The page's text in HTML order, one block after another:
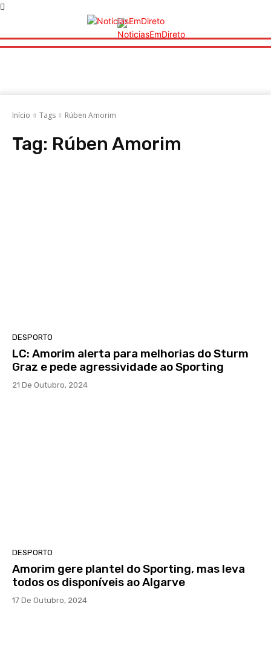
Início Tags Rúben Amorim
Tag: Rúben Amorim
DESPORTO
LC: Amorim alerta para melhorias do Sturm
Graz e pede agressividade ao Sporting
21 De Outubro, 2024
DESPORTO
Amorim gere plantel do Sporting, mas leva
todos os disponíveis ao Algarve
17 De Outubro, 2024